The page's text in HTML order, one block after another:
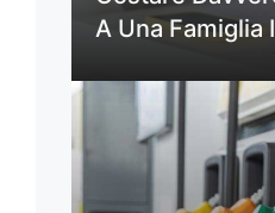
A Una Famiglia